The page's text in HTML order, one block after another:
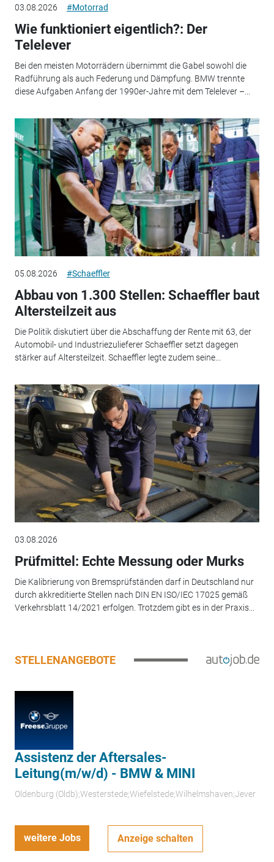
03.08.2026 #Motorrad
Wie funktioniert eigentlich?: Der
Telelever
Bei den meisten Motorrädern übernimmt die Gabel sowohl die
Radführung als auch Federung und Dämpfung. BMW trennte
diese Aufgaben Anfang der 1990er-Jahre mit dem Telelever –...
05.08.2026 #Schaeffler
Abbau von 1.300 Stellen: Schaeffler baut
Altersteilzeit aus
Die Politik diskutiert über die Abschaffung der Rente mit 63, der
Automobil- und Industriezulieferer Schaeffler setzt dagegen
stärker auf Altersteilzeit. Schaeffler legte zudem seine...
03.08.2026
Prüfmittel: Echte Messung oder Murks
Die Kalibrierung von Bremsprüfständen darf in Deutschland nur
durch akkreditierte Stellen nach DIN EN ISO/IEC 17025 gemäß
Verkehrsblatt 14/2021 erfolgen. Trotzdem gibt es in der Praxis...
STELLENANGEBOTE
Assistenz der Aftersales-
Leitung(m/w/d) - BMW & MINI
Oldenburg (Oldb);Westerstede;Wiefelstede;Wilhelmshaven;Jever
weitere Jobs Anzeige schalten